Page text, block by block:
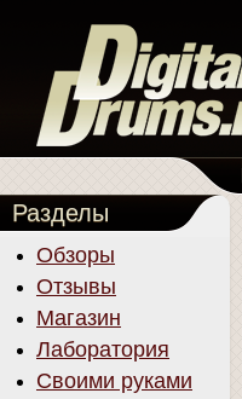
Разделы
Обзоры
Отзывы
Магазин
Лаборатория
Своими руками